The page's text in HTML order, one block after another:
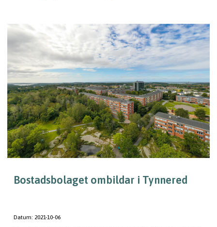
Bostadsbolaget ombildar i Tynnered
Datum: 2021-10-06